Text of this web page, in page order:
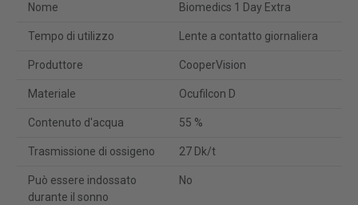
Nome Biomedics 1 Day Extra
Tempo di utilizzo Lente a contatto giornaliera
Produttore CooperVision
Materiale Ocufilcon D
Contenuto d'acqua 55 %
Trasmissione di ossigeno 27 Dk/t
Può essere indossato
durante il sonno
No